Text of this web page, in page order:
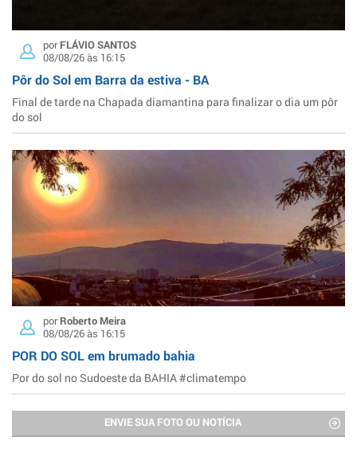
porFLÁVIO SANTOS
08/08/26 às 16:15
Pôr do Sol em Barra da estiva - BA
Final de tarde na Chapada diamantina para finalizar o dia um pôr
do sol
porRoberto Meira
08/08/26 às 16:15
POR DO SOL em brumado bahia
Por do sol no Sudoeste da BAHIA #climatempo
ENVIE SUA FOTO OU NOTÍCIA